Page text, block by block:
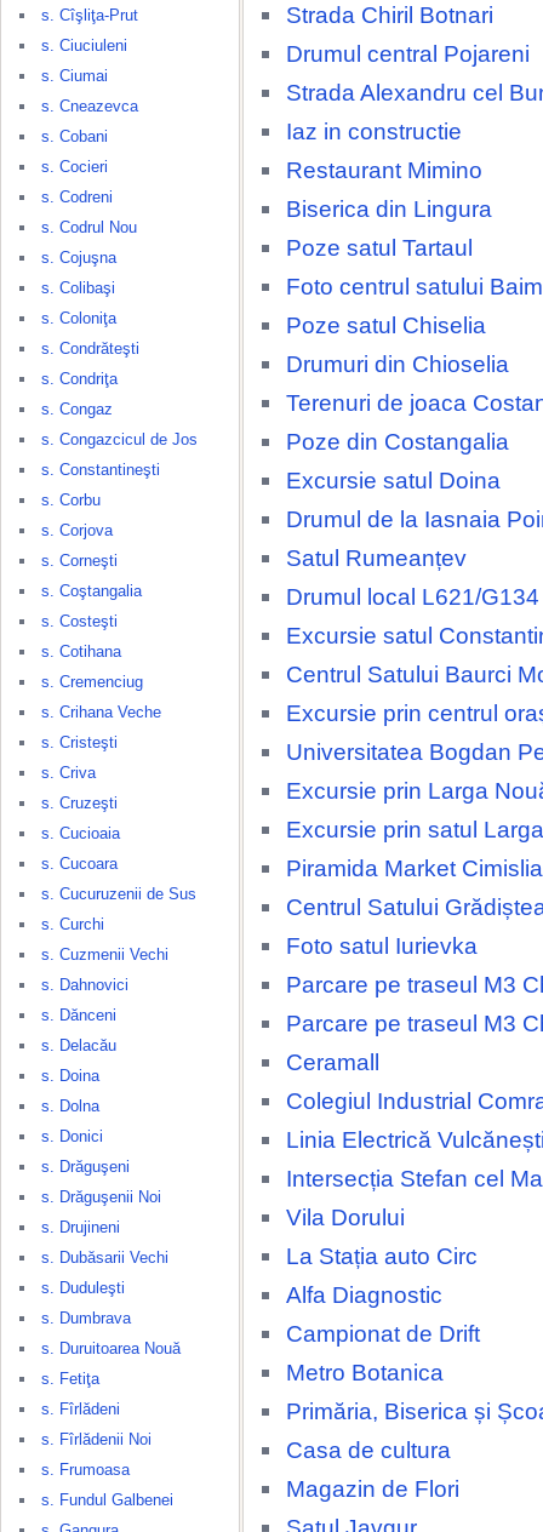
s. Cîşliţa-Prut
s. Ciuciuleni
s. Ciumai
s. Cneazevca
s. Cobani
s. Cocieri
s. Codreni
s. Codrul Nou
s. Cojuşna
s. Colibaşi
s. Coloniţa
s. Condrăteşti
s. Condriţa
s. Congaz
s. Congazcicul de Jos
s. Constantineşti
s. Corbu
s. Corjova
s. Corneşti
s. Coştangalia
s. Costeşti
s. Cotihana
s. Cremenciug
s. Crihana Veche
s. Cristeşti
s. Criva
s. Cruzeşti
s. Cucioaia
s. Cucoara
s. Cucuruzenii de Sus
s. Curchi
s. Cuzmenii Vechi
s. Dahnovici
s. Dănceni
s. Delacău
s. Doina
s. Dolna
s. Donici
s. Drăguşeni
s. Drăguşenii Noi
s. Drujineni
s. Dubăsarii Vechi
s. Duduleşti
s. Dumbrava
s. Duruitoarea Nouă
s. Fetiţa
s. Fîrlădeni
s. Fîrlădenii Noi
s. Frumoasa
s. Fundul Galbenei
Strada Chiril Botnari
Drumul central Pojareni
Strada Alexandru cel
Iaz in constructie
Restaurant Mimino
Biserica din Lingura
Poze satul Tartaul
Foto centrul satului
Poze satul Chiselia
Drumuri din Chioselia
Terenuri de joaca
Poze din Costangalia
Excursie satul Doina
Drumul de la Iasnaia
Satul Rumeanțev
Drumul local L621/G134
Excursie satul
Centrul Satului Baurci
Excursie prin centrul
Universitatea Bogdan
Excursie prin Larga
Excursie prin satul
Piramida Market Cimislia
Centrul Satului
Foto satul Iurievka
Parcare pe traseul M3
Parcare pe traseul M3
Ceramall
Colegiul Industrial
Linia Electrică
Intersecția Stefan cel
Vila Dorului
La Stația auto Circ
Alfa Diagnostic
Campionat de Drift
Metro Botanica
Primăria, Biserica și
Casa de cultura
Magazin de Flori